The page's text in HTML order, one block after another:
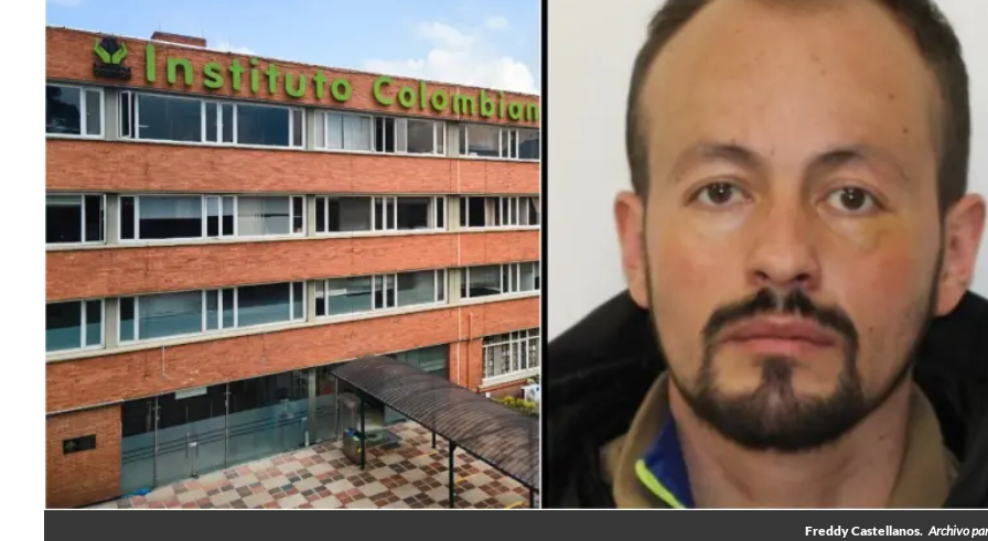
Freddy Castellanos. Archivo